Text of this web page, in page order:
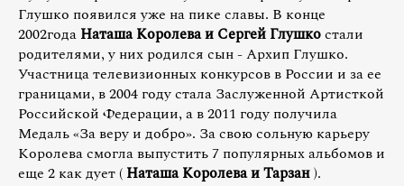
Глушко появился уже на пике славы. В конце
2002года Наташа Королева и Сергей Глушкостали
родителями, у них родился сын - Архип Глушко.
Участница телевизионных конкурсов в России и за ее
границами, в 2004 году стала Заслуженной Артисткой
Российской Федерации, а в 2011 году получила
Медаль «За веру и добро». За свою сольную карьеру
Королева смогла выпустить 7 популярных альбомов и
еще 2 как дует ( Наташа Королева и Тарзан).